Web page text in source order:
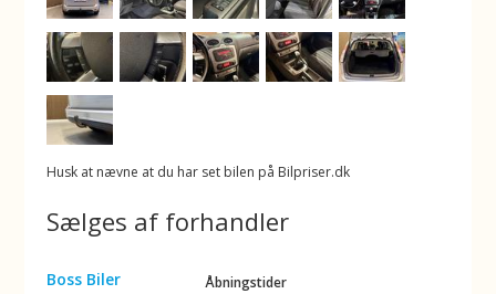
Husk at nævne at du har set bilen på Bilpriser.dk
Sælges af forhandler
Boss Biler
Åbningstider